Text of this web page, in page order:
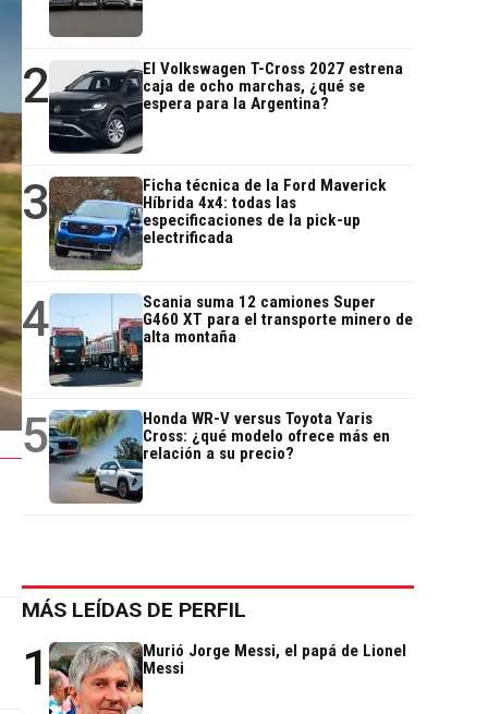
2
El Volkswagen T-Cross 2027 estrena
caja de ocho marchas, ¿qué se
espera para la Argentina?
3
Ficha técnica de la Ford Maverick
Híbrida 4x4: todas las
especificaciones de la pick-up
electrificada
4
Scania suma 12 camiones Super
G460 XT para el transporte minero de
alta montaña
5
Honda WR-V versus Toyota Yaris
Cross: ¿qué modelo ofrece más en
relación a su precio?
MÁS LEÍDAS DE PERFIL
1
Murió Jorge Messi, el papá de Lionel
Messi